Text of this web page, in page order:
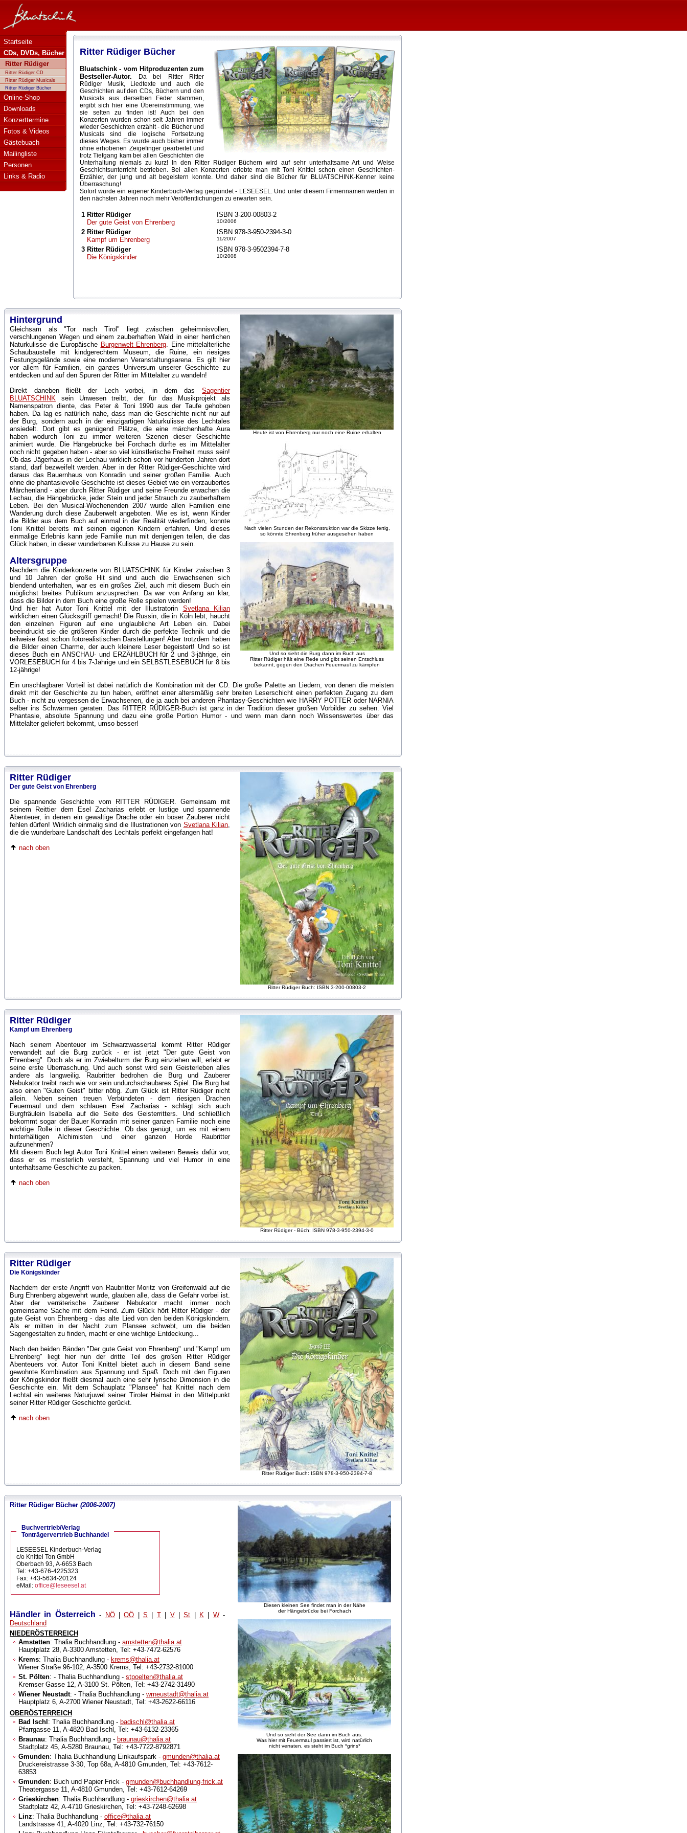
Bluatschink - Ritter Rüdiger Buch
Startseite
CDs, DVDs, Bücher
Ritter Rüdiger
Ritter Rüdiger CD
Ritter Rüdiger Musicals
Ritter Rüdiger Bücher
Online-Shop
Downloads
Konzerttermine
Fotos & Videos
Gästebuach
Mailingliste
Personen
Links & Radio
Ritter Rüdiger Bücher
Bluatschink - vom Hitproduzenten zum
Bestseller-Autor. Da bei Ritter Ritter
Rüdiger Musik, Liedtexte und auch die
Geschichten auf den CDs, Büchern und den
Musicals aus derselben Feder stammen,
ergibt sich hier eine Übereinstimmung, wie
sie selten zu finden ist! Auch bei den
Konzerten wurden schon seit Jahren immer
wieder Geschichten erzählt - die Bücher und
Musicals sind die logische Fortsetzung
dieses Weges. Es wurde auch bisher immer
ohne erhobenen Zeigefinger gearbeitet und
trotz Tiefgang kam bei allen Geschichten die
Unterhaltung niemals zu kurz! In den Ritter Rüdiger Büchern wird auf sehr unterhaltsame Art und Weise
Geschichtsunterricht betrieben. Bei allen Konzerten erlebte man mit Toni Knittel schon einen Geschichten-
Erzähler, der jung und alt begeistern konnte. Und daher sind die Bücher für BLUATSCHINK-Kenner keine
Überraschung!
Sofort wurde ein eigener Kinderbuch-Verlag gegründet - LESEESEL. Und unter diesem Firmennamen werden in
den nächsten Jahren noch mehr Veröffentlichungen zu erwarten sein.
1 Ritter Rüdiger
Der gute Geist von Ehrenberg
ISBN 3-200-00803-2
10/2006
2 Ritter Rüdiger
Kampf um Ehrenberg
ISBN 978-3-950-2394-3-0
11/2007
3 Ritter Rüdiger
Die Königskinder
ISBN 978-3-9502394-7-8
10/2008
Heute ist von Ehrenberg nur noch eine Ruine erhalten
Nach vielen Stunden der Rekonstruktion war die Skizze fertig,
so könnte Ehrenberg früher ausgesehen haben
Und so sieht die Burg dann im Buch aus
Ritter Rüdiger hält eine Rede und gibt seinen Entschluss
bekannt, gegen den Drachen Feuermaul zu kämpfen
Hintergrund
Gleichsam als "Tor nach Tirol" liegt zwischen geheimnisvollen,
verschlungenen Wegen und einem zauberhaften Wald in einer herrlichen
Naturkulisse die Europäische Burgenwelt Ehrenberg. Eine mittelalterliche
Schaubaustelle mit kindgerechtem Museum, die Ruine, ein riesiges
Festungsgelände sowie eine modernen Veranstaltungsarena. Es gilt hier
vor allem für Familien, ein ganzes Universum unserer Geschichte zu
entdecken und auf den Spuren der Ritter im Mittelalter zu wandeln!
Direkt daneben fließt der Lech vorbei, in dem das Sagentier
BLUATSCHINK sein Unwesen treibt, der für das Musikprojekt als
Namenspatron diente, das Peter & Toni 1990 aus der Taufe gehoben
haben. Da lag es natürlich nahe, dass man die Geschichte nicht nur auf
der Burg, sondern auch in der einzigartigen Naturkulisse des Lechtales
ansiedelt. Dort gibt es genügend Plätze, die eine märchenhafte Aura
haben wodurch Toni zu immer weiteren Szenen dieser Geschichte
animiert wurde. Die Hängebrücke bei Forchach dürfte es im Mittelalter
noch nicht gegeben haben - aber so viel künstlerische Freiheit muss sein!
Ob das Jägerhaus in der Lechau wirklich schon vor hunderten Jahren dort
stand, darf bezweifelt werden. Aber in der Ritter Rüdiger-Geschichte wird
daraus das Bauernhaus von Konradin und seiner großen Familie. Auch
ohne die phantasievolle Geschichte ist dieses Gebiet wie ein verzaubertes
Märchenland - aber durch Ritter Rüdiger und seine Freunde erwachen die
Lechau, die Hängebrücke, jeder Stein und jeder Strauch zu zauberhaftem
Leben. Bei den Musical-Wochenenden 2007 wurde allen Familien eine
Wanderung durch diese Zauberwelt angeboten. Wie es ist, wenn Kinder
die Bilder aus dem Buch auf einmal in der Realität wiederfinden, konnte
Toni Knittel bereits mit seinen eigenen Kindern erfahren. Und dieses
einmalige Erlebnis kann jede Familie nun mit denjenigen teilen, die das
Glück haben, in dieser wunderbaren Kulisse zu Hause zu sein.
Altersgruppe
Nachdem die Kinderkonzerte von BLUATSCHINK für Kinder zwischen 3
und 10 Jahren der große Hit sind und auch die Erwachsenen sich
blendend unterhalten, war es ein großes Ziel, auch mit diesem Buch ein
möglichst breites Publikum anzusprechen. Da war von Anfang an klar,
dass die Bilder in dem Buch eine große Rolle spielen werden!
Und hier hat Autor Toni Knittel mit der Illustratorin Svetlana Kilian
wirklichen einen Glücksgriff gemacht! Die Russin, die in Köln lebt, haucht
den einzelnen Figuren auf eine unglaubliche Art Leben ein. Dabei
beeindruckt sie die größeren Kinder durch die perfekte Technik und die
teilweise fast schon fotorealistischen Darstellungen! Aber trotzdem haben
die Bilder einen Charme, der auch kleinere Leser begeistert! Und so ist
dieses Buch ein ANSCHAU- und ERZÄHLBUCH für 2 und 3-jährige, ein
VORLESEBUCH für 4 bis 7-Jährige und ein SELBSTLESEBUCH für 8 bis
12-jährige!
Ein unschlagbarer Vorteil ist dabei natürlich die Kombination mit der CD. Die große Palette an Liedern, von denen die meisten
direkt mit der Geschichte zu tun haben, eröffnet einer altersmäßig sehr breiten Leserschicht einen perfekten Zugang zu dem
Buch - nicht zu vergessen die Erwachsenen, die ja auch bei anderen Phantasy-Geschichten wie HARRY POTTER oder NARNIA
selber ins Schwärmen geraten. Das RITTER RÜDIGER-Buch ist ganz in der Tradition dieser großen Vorbilder zu sehen. Viel
Phantasie, absolute Spannung und dazu eine große Portion Humor - und wenn man dann noch Wissenswertes über das
Mittelalter geliefert bekommt, umso besser!
Ritter Rüdiger Buch: ISBN 3-200-00803-2
Ritter Rüdiger
Der gute Geist von Ehrenberg
Die spannende Geschichte vom RITTER RÜDIGER. Gemeinsam mit
seinem Reittier dem Esel Zacharias erlebt er lustige und spannende
Abenteuer, in denen ein gewaltige Drache oder ein böser Zauberer nicht
fehlen dürfen! Wirklich einmalig sind die Illustrationen von Svetlana Kilian,
die die wunderbare Landschaft des Lechtals perfekt eingefangen hat!
nach oben
Ritter Rüdiger - Büch: ISBN 978-3-950-2394-3-0
Ritter Rüdiger
Kampf um Ehrenberg
Nach seinem Abenteuer im Schwarzwassertal kommt Ritter Rüdiger
verwandelt auf die Burg zurück - er ist jetzt "Der gute Geist von
Ehrenberg". Doch als er im Zwiebelturm der Burg einziehen will, erlebt er
seine erste Überraschung. Und auch sonst wird sein Geisterleben alles
andere als langweilig. Raubritter bedrohen die Burg und Zauberer
Nebukator treibt nach wie vor sein undurchschaubares Spiel. Die Burg hat
also einen "Guten Geist" bitter nötig. Zum Glück ist Ritter Rüdiger nicht
allein. Neben seinen treuen Verbündeten - dem riesigen Drachen
Feuermaul und dem schlauen Esel Zacharias - schlägt sich auch
Burgfräulein Isabella auf die Seite des Geisterritters. Und schließlich
bekommt sogar der Bauer Konradin mit seiner ganzen Familie noch eine
wichtige Rolle in dieser Geschichte. Ob das genügt, um es mit einem
hinterhältigen Alchimisten und einer ganzen Horde Raubritter
aufzunehmen?
Mit diesem Buch legt Autor Toni Knittel einen weiteren Beweis dafür vor,
dass er es meisterlich versteht, Spannung und viel Humor in eine
unterhaltsame Geschichte zu packen.
nach oben
Ritter Rüdiger Buch: ISBN 978-3-950-2394-7-8
Ritter Rüdiger
Die Königskinder
Nachdem der erste Angriff von Raubritter Moritz von Greifenwald auf die
Burg Ehrenberg abgewehrt wurde, glauben alle, dass die Gefahr vorbei ist.
Aber der verräterische Zauberer Nebukator macht immer noch
gemeinsame Sache mit dem Feind. Zum Glück hört Ritter Rüdiger - der
gute Geist von Ehrenberg - das alte Lied von den beiden Königskindern.
Als er mitten in der Nacht zum Plansee schwebt, um die beiden
Sagengestalten zu finden, macht er eine wichtige Entdeckung...
Nach den beiden Bänden "Der gute Geist von Ehrenberg" und "Kampf um
Ehrenberg" liegt hier nun der dritte Teil des großen Ritter Rüdiger
Abenteuers vor. Autor Toni Knittel bietet auch in diesem Band seine
gewohnte Kombination aus Spannung und Spaß. Doch mit den Figuren
der Königskinder fließt diesmal auch eine sehr lyrische Dimension in die
Geschichte ein. Mit dem Schauplatz "Plansee" hat Knittel nach dem
Lechtal ein weiteres Naturjuwel seiner Tiroler Haimat in den Mittelpunkt
seiner Ritter Rüdiger Geschichte gerückt.
nach oben
Diesen kleinen See findet man in der Nähe
der Hängebrücke bei Forchach
Und so sieht der See dann im Buch aus.
Was hier mit Feuermaul passiert ist, wird natürlich
nicht verraten, es steht im Buch *grins*
Ritter Rüdiger Bücher (2006-2007)
Buchvertrieb/Verlag
Tonträgervertrieb Buchhandel
LESEESEL Kinderbuch-Verlag
c/o Knittel Ton GmbH
Oberbach 93, A-6653 Bach
Tel: +43-676-4225323
Fax: +43-5634-20124
eMail: office@leseesel.at
Händler in Österreich - NÖ|OÖ S T| V|St K W-
Deutschland
NIEDERÖSTERREICH
Amstetten: Thalia Buchhandlung - amstetten@thalia.at
Hauptplatz 28, A-3300 Amstetten, Tel: +43-7472-62576
Krems: Thalia Buchhandlung - krems@thalia.at
Wiener Straße 96-102, A-3500 Krems, Tel: +43-2732-81000
St. Pölten: - Thalia Buchhandlung - stpoelten@thalia.at
Kremser Gasse 12, A-3100 St. Pölten, Tel: +43-2742-31490
Wiener Neustadt: - Thalia Buchhandlung - wrneustadt@thalia.at
Hauptplatz 6, A-2700 Wiener Neustadt, Tel: +43-2622-66116
OBERÖSTERREICH
Bad Ischl : Thalia Buchhandlung - badischl@thalia.at
Pfarrgasse 11, A-4820 Bad Ischl, Tel: +43-6132-23365
Braunau: Thalia Buchhandlung - braunau@thalia.at
Stadtplatz 45, A-5280 Braunau, Tel: +43-7722-8792871
Gmunden: Thalia Buchhandlung Einkaufspark - gmunden@thalia.at
Druckereistrasse 3-30, Top 68a, A-4810 Gmunden, Tel: +43-7612-
63853
Gmunden: Buch und Papier Frick - gmunden@buchhandlung-frick.at
Theatergasse 11, A-4810 Gmunden, Tel: +43-7612-64269
Grieskirchen: Thalia Buchhandlung - grieskirchen@thalia.at
Stadtplatz 42, A-4710 Grieskirchen, Tel: +43-7248-62698
Linz: Thalia Buchhandlung - office@thalia.at
Landstrasse 41, A-4020 Linz, Tel: +43-732-76150